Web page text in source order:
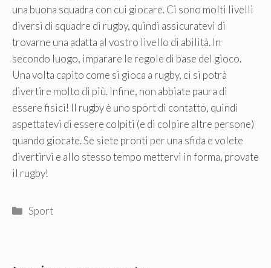
una buona squadra con cui giocare. Ci sono molti livelli
diversi di squadre di rugby, quindi assicuratevi di
trovarne una adatta al vostro livello di abilità. In
secondo luogo, imparare le regole di base del gioco.
Una volta capito come si gioca a rugby, ci si potrà
divertire molto di più. Infine, non abbiate paura di
essere fisici! Il rugby è uno sport di contatto, quindi
aspettatevi di essere colpiti (e di colpire altre persone)
quando giocate. Se siete pronti per una sfida e volete
divertirvi e allo stesso tempo mettervi in forma, provate
il rugby!
Categorie
Sport